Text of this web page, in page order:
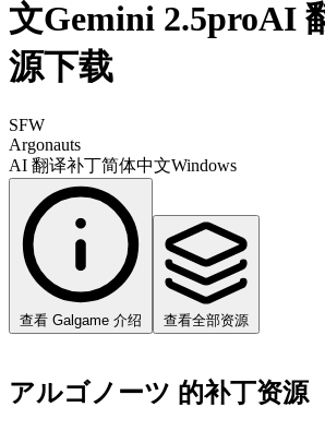
文Gemini 2.5proAI
源下载
SFW
Argonauts
AI 翻译补丁简体中文Windows
查看 Galgame 介绍 查看全部资源
アルゴノーツ 的补丁资源